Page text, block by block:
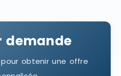
demande
obtenir une offre